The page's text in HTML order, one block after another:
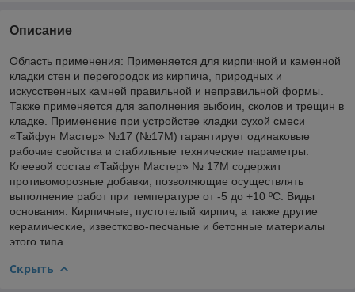
Описание
Область применения: Применяется для кирпичной и каменной
кладки стен и перегородок из кирпича, природных и
искусственных камней правильной и неправильной формы.
Также применяется для заполнения выбоин, сколов и трещин в
кладке. Применение при устройстве кладки сухой смеси
«Тайфун Мастер» №17 (№17М) гарантирует одинаковые
рабочие свойства и стабильные технические параметры.
Клеевой состав «Тайфун Мастер» № 17М содержит
противоморозные добавки, позволяющие осуществлять
выполнение работ при температуре от -5 до +10 ºС. Виды
основания: Кирпичные, пустотелый кирпич, а также другие
керамические, известково-песчаные и бетонные материалы
этого типа.
Скрыть